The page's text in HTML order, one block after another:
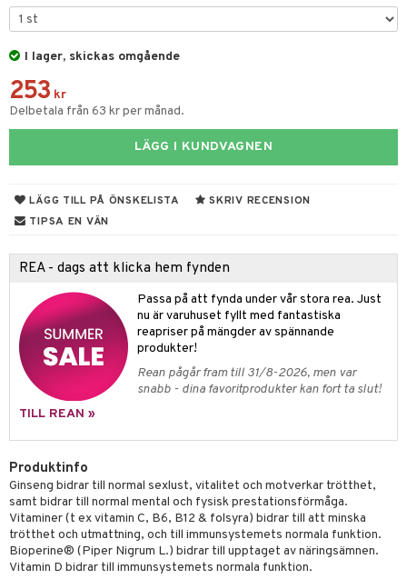
I lager, skickas omgående
253 kr
Delbetala från 63 kr per månad.
LÄGG I KUNDVAGNEN
LÄGG TILL PÅ ÖNSKELISTA
SKRIV RECENSION
TIPSA EN VÄN
REA - dags att klicka hem fynden
Passa på att fynda under vår stora rea. Just
nu är varuhuset fyllt med fantastiska
reapriser på mängder av spännande
produkter!
Rean pågår fram till 31/8-2026, men var
snabb - dina favoritprodukter kan fort ta slut!
TILL REAN »
Produktinfo
Ginseng bidrar till normal sexlust, vitalitet och motverkar trötthet,
samt bidrar till normal mental och fysisk prestationsförmåga.
Vitaminer (t ex vitamin C, B6, B12 & folsyra) bidrar till att minska
trötthet och utmattning, och till immunsystemets normala funktion.
Bioperine® (Piper Nigrum L.) bidrar till upptaget av näringsämnen.
Vitamin D bidrar till immunsystemets normala funktion.
& lindrande
naglar
& nötter
& buljong
& avgiftning
fot
K